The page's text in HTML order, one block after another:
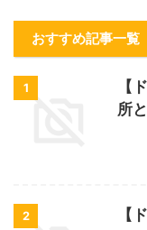
おすすめ記事一覧
1
【
所
2
【